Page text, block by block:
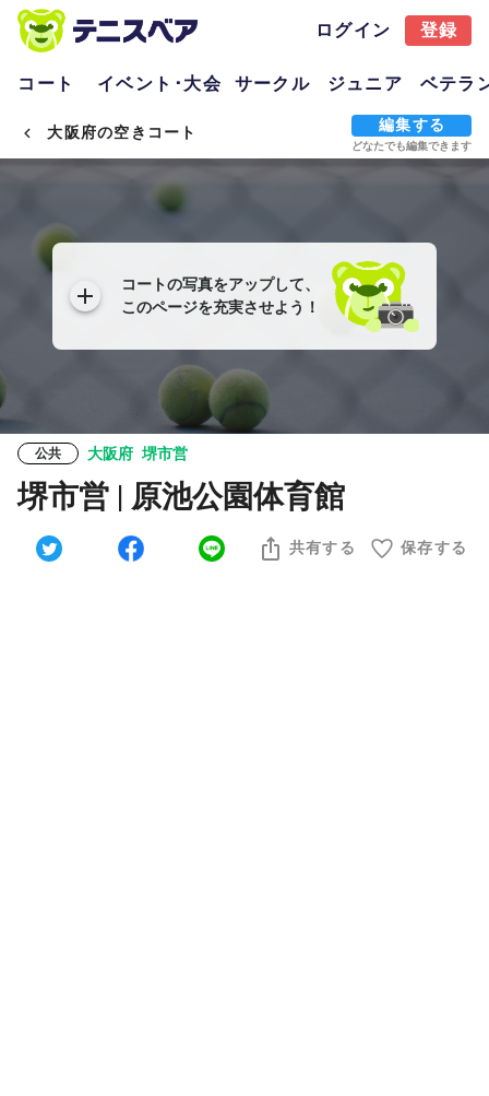
ログイン 登録
コート イベント･大会 サークル ジュニア ベテラ
大阪府の空きコート 編集する
どなたでも編集できます
コートの写真をアップして、
このページを充実させよう！
公共 大阪府 堺市営
堺市営 | 原池公園体育館
共有する 保存する